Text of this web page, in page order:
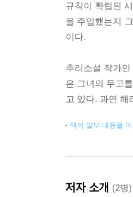
규칙이 확립된
을 주입했는지
이다.
추리소설 작가
은 그녀의 무고
고 있다. 과연 해
책의 일부 내용을
저자 소개 (2명)